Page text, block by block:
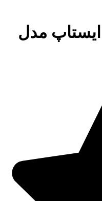
ایستاپ مدل